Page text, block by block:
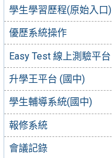
學生學習歷程(原始入口)
優歷系統操作
Easy Test 線上測驗平台
升學王平台 (國中)
學生輔導系統(國中)
報修系統
會議記錄